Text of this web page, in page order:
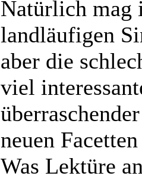
Natürlich mag
landläufigen
aber die
viel
neuen
Was Lektüre